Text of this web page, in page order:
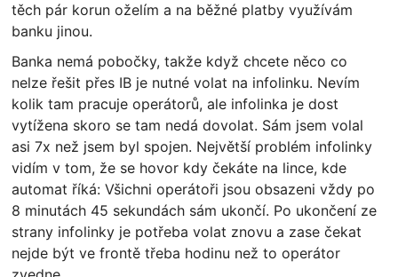
těch pár korun oželím a na běžné platby využívám
banku jinou.
Banka nemá pobočky, takže když chcete něco co
nelze řešit přes IB je nutné volat na infolinku. Nevím
kolik tam pracuje operátorů, ale infolinka je dost
vytížena skoro se tam nedá dovolat. Sám jsem volal
asi 7x než jsem byl spojen. Největší problém infolinky
vidím v tom, že se hovor kdy čekáte na lince, kde
automat říká: Všichni operátoři jsou obsazeni vždy po
8 minutách 45 sekundách sám ukončí. Po ukončení ze
strany infolinky je potřeba volat znovu a zase čekat
nejde být ve frontě třeba hodinu než to operátor